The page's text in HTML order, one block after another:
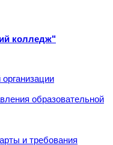
колледж"
образовательной
и требования